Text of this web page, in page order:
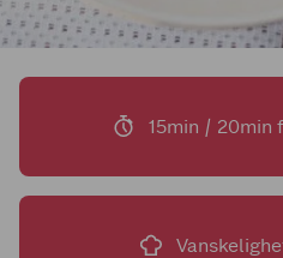
15min / 20min